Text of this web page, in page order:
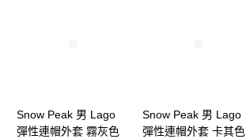
Snow Peak 男 Lago
彈性連帽外套 霧灰色
Snow Peak 男 Lago
彈性連帽外套 卡其色